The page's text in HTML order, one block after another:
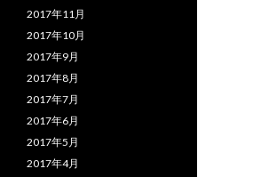
2017年11月
2017年10月
2017年9月
2017年8月
2017年7月
2017年6月
2017年5月
2017年4月